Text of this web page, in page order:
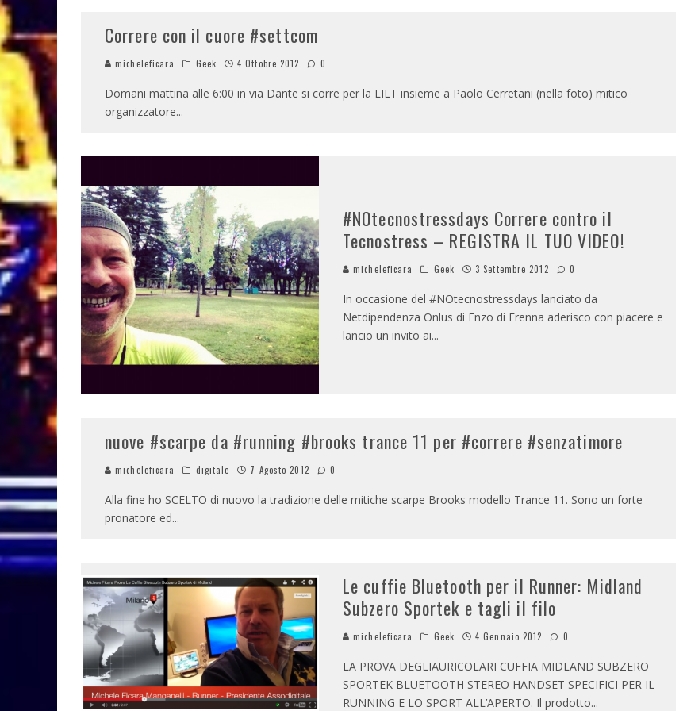
Correre con il cuore #settcom
micheleficara Geek 4 Ottobre 2012 0
Domani mattina alle 6:00 in via Dante si corre per la LILT insieme a Paolo Cerretani (nella foto) mitico
organizzatore...
#NOtecnostressdays Correre contro il
Tecnostress – REGISTRA IL TUO VIDEO!
micheleficara Geek 3 Settembre 2012 0
In occasione del #NOtecnostressdays lanciato da
Netdipendenza Onlus di Enzo di Frenna aderisco con piacere e
lancio un invito ai...
nuove #scarpe da #running #brooks trance 11 per #correre #senzatimore
micheleficara digitale 7 Agosto 2012 0
Alla fine ho SCELTO di nuovo la tradizione delle mitiche scarpe Brooks modello Trance 11. Sono un forte
pronatore ed...
Le cuffie Bluetooth per il Runner: Midland
Subzero Sportek e tagli il filo
micheleficara Geek 4 Gennaio 2012 0
LA PROVA DEGLIAURICOLARI CUFFIA MIDLAND SUBZERO
SPORTEK BLUETOOTH STEREO HANDSET SPECIFICI PER IL
RUNNING E LO SPORT ALL’APERTO. Il prodotto...